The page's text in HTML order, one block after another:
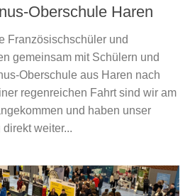
Oberschule Haren
Französischschüler und
gemeinsam mit Schülern und
Oberschule aus Haren nach
regenreichen Fahrt sind wir am
und haben unser
weiter...